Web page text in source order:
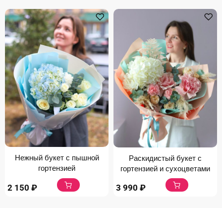
Нежный букет с пышной
гортензией
2 150 ₽
Раскидистый букет с
гортензией и сухоцветами
3 990 ₽